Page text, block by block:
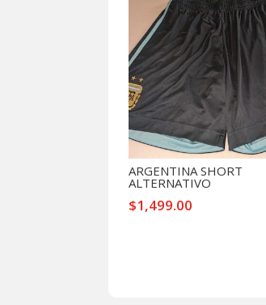
ARGENTINA SHORT
ALTERNATIVO
$1,499.00